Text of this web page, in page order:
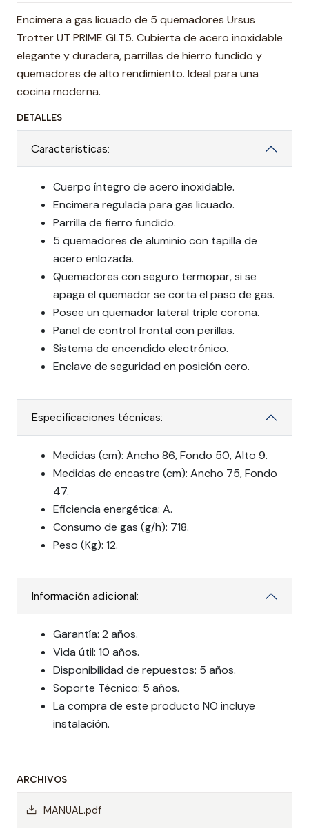
Encimera a gas licuado de 5 quemadores Ursus
Trotter UT PRIME GLT5. Cubierta de acero inoxidable
elegante y duradera, parrillas de hierro fundido y
quemadores de alto rendimiento. Ideal para una
cocina moderna.
DETALLES
Características:
Cuerpo íntegro de acero inoxidable.
Encimera regulada para gas licuado.
Parrilla de fierro fundido.
5 quemadores de aluminio con tapilla de
acero enlozada.
Quemadores con seguro termopar, si se
apaga el quemador se corta el paso de gas.
Posee un quemador lateral triple corona.
Panel de control frontal con perillas.
Sistema de encendido electrónico.
Enclave de seguridad en posición cero.
Especificaciones técnicas:
Medidas (cm): Ancho 86, Fondo 50, Alto 9.
Medidas de encastre (cm): Ancho 75, Fondo
47.
Eficiencia energética: A.
Consumo de gas (g/h): 718.
Peso (Kg): 12.
Información adicional:
Garantía: 2 años.
Vida útil: 10 años.
Disponibilidad de repuestos: 5 años.
Soporte Técnico: 5 años.
La compra de este producto NO incluye
instalación.
ARCHIVOS
MANUAL.pdf